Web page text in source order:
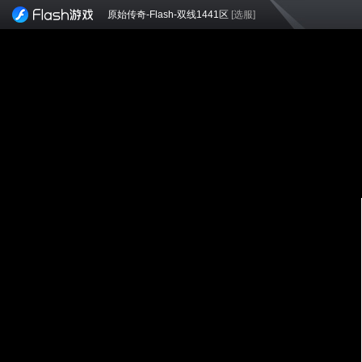
原始传奇-Flash-双线1441区 [选服]